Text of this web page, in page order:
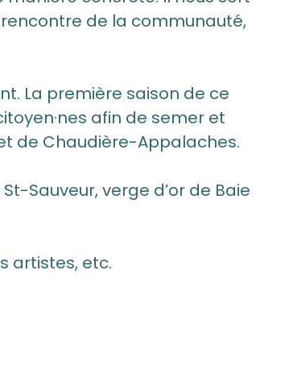
de la communauté,
La première saison de ce
afin de semer et
de Chaudière-Appalaches.
Sauveur, verge d’or de Baie
artistes, etc.